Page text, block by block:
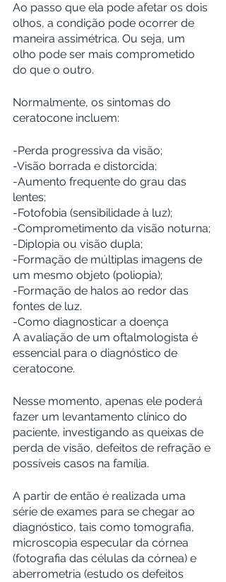
Ao passo que ela pode afetar os dois
olhos, a condição pode ocorrer de
maneira assimétrica. Ou seja, um
olho pode ser mais comprometido
do que o outro.
Normalmente, os sintomas do
ceratocone incluem:
-Perda progressiva da visão;
-Visão borrada e distorcida;
-Aumento frequente do grau das
lentes;
-Fotofobia (sensibilidade à luz);
-Comprometimento da visão noturna;
-Diplopia ou visão dupla;
-Formação de múltiplas imagens de
um mesmo objeto (poliopia);
-Formação de halos ao redor das
fontes de luz.
-Como diagnosticar a doença
A avaliação de um oftalmologista é
essencial para o diagnóstico de
ceratocone.
Nesse momento, apenas ele poderá
fazer um levantamento clínico do
paciente, investigando as queixas de
perda de visão, defeitos de refração e
possíveis casos na família.
A partir de então é realizada uma
série de exames para se chegar ao
diagnóstico, tais como tomografia,
microscopia especular da córnea
(fotografia das células da córnea) e
aberrometria (estudo os defeitos